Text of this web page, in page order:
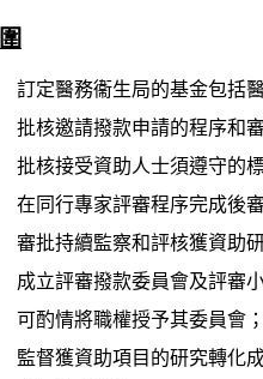
訂定醫務衞生局的基金包括
批核邀請撥款申請的程序和
批核接受資助人士須遵守的
在同行專家評審程序完成後
審批持續監察和評核獲資助
成立評審撥款委員會及評審
可酌情將職權授予其委員會；
監督獲資助項目的研究轉化